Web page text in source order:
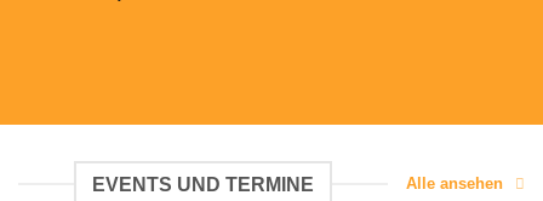
EVENTS UND TERMINE Alle ansehen